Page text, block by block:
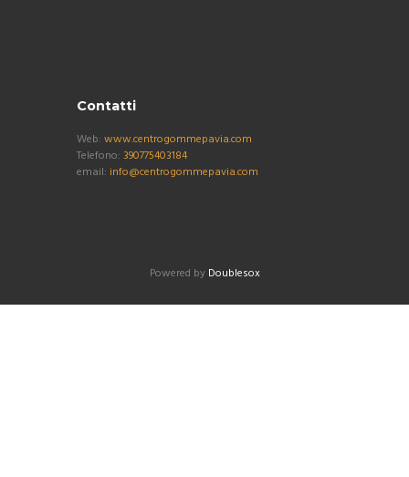
Contatti
Web: www.centrogommepavia.com
Telefono: 390775403184
email: info@centrogommepavia.com
Powered by Doublesox